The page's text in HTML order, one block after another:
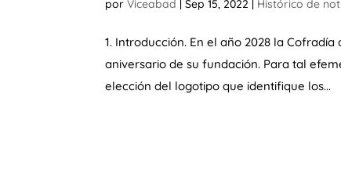
porViceabad |Sep 15, 2022 | Histórico de
1. Introducción. En el año 2028 la
aniversario de su fundación. Para tal
elección del logotipo que identifique los...